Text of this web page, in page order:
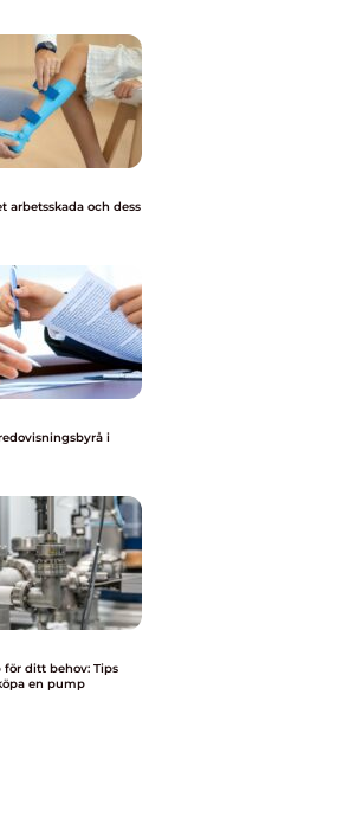
arbetsskada och dess
i
ditt behov: Tips
en pump